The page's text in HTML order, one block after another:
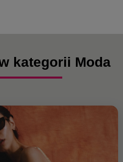
kategorii Moda